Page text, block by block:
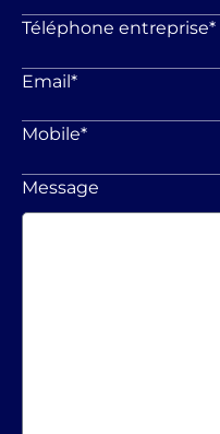
Téléphone entreprise*
Email*
Mobile*
Message